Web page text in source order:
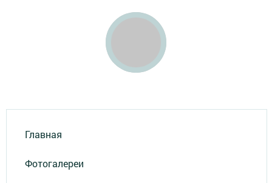
Главная
Фотогалереи